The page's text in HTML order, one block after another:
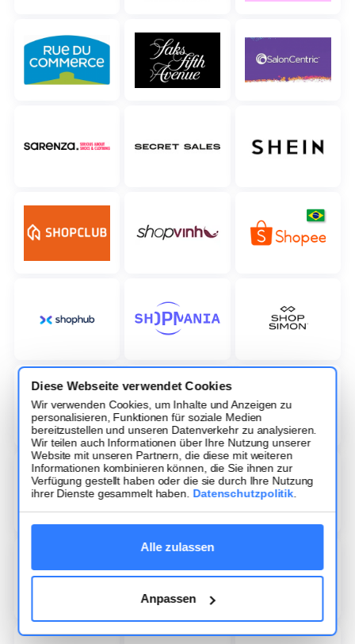
Diese Webseite verwendet Cookies
Wir verwenden Cookies, um Inhalte und Anzeigen zu
personalisieren, Funktionen für soziale Medien
bereitzustellen und unseren Datenverkehr zu analysieren.
Wir teilen auch Informationen über Ihre Nutzung unserer
Website mit unseren Partnern, die diese mit weiteren
Informationen kombinieren können, die Sie ihnen zur
Verfügung gestellt haben oder die sie durch Ihre Nutzung
ihrer Dienste gesammelt haben. Datenschutzpolitik
Alle zulassen
Anpassen